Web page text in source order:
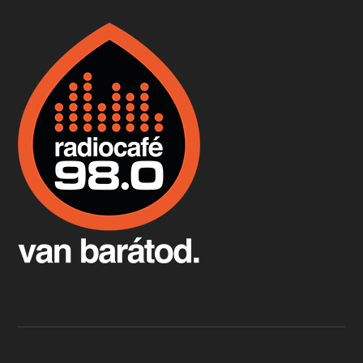
Boston, teadélután, bab és homár
Apr 9, 2026 • 00:37:17
Fermentáljunk, a testünk meghálálja!
Apr 3, 2026 • 00:36:07